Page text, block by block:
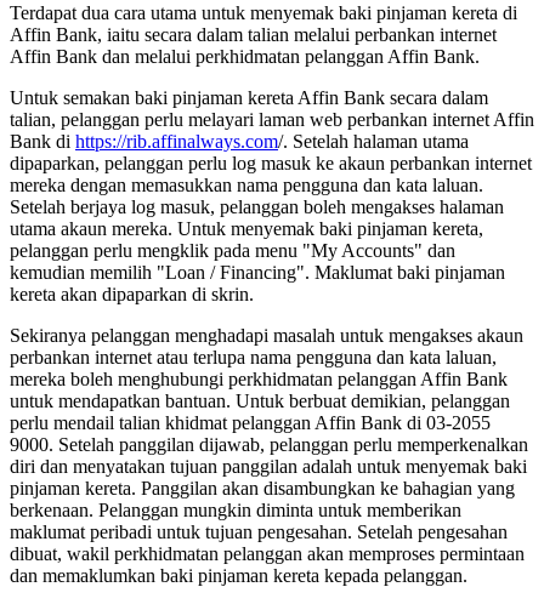
Terdapat dua cara utama untuk menyemak baki pinjaman kereta di
Affin Bank, iaitu secara dalam talian melalui perbankan internet
Affin Bank dan melalui perkhidmatan pelanggan Affin Bank.
Untuk semakan baki pinjaman kereta Affin Bank secara dalam
talian, pelanggan perlu melayari laman web perbankan internet Affin
Bank di https://rib.affinalways.com/. Setelah halaman utama
dipaparkan, pelanggan perlu log masuk ke akaun perbankan internet
mereka dengan memasukkan nama pengguna dan kata laluan.
Setelah berjaya log masuk, pelanggan boleh mengakses halaman
utama akaun mereka. Untuk menyemak baki pinjaman kereta,
pelanggan perlu mengklik pada menu "My Accounts" dan
kemudian memilih "Loan / Financing". Maklumat baki pinjaman
kereta akan dipaparkan di skrin.
Sekiranya pelanggan menghadapi masalah untuk mengakses akaun
perbankan internet atau terlupa nama pengguna dan kata laluan,
mereka boleh menghubungi perkhidmatan pelanggan Affin Bank
untuk mendapatkan bantuan. Untuk berbuat demikian, pelanggan
perlu mendail talian khidmat pelanggan Affin Bank di 03-2055
9000. Setelah panggilan dijawab, pelanggan perlu memperkenalkan
diri dan menyatakan tujuan panggilan adalah untuk menyemak baki
pinjaman kereta. Panggilan akan disambungkan ke bahagian yang
berkenaan. Pelanggan mungkin diminta untuk memberikan
maklumat peribadi untuk tujuan pengesahan. Setelah pengesahan
dibuat, wakil perkhidmatan pelanggan akan memproses permintaan
dan memaklumkan baki pinjaman kereta kepada pelanggan.